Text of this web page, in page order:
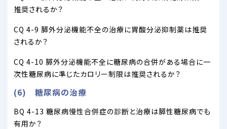
推奨されるか？
CQ 4-9 膵外分泌機能不全の治療に胃酸分泌抑制薬は推奨
されるか？
CQ 4-10 膵外分泌機能不全に糖尿病の合併がある場合に一
次性糖尿病に準じたカロリー制限は推奨されるか？
(6) 糖尿病の治療
BQ 4-13 糖尿病慢性合併症の診断と治療は膵性糖尿病でも
有用か？